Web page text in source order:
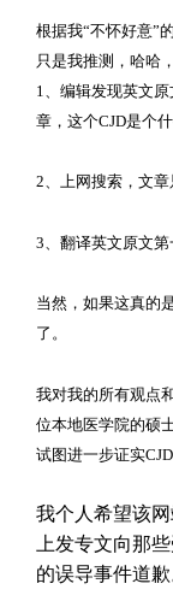
根据我“不怀好意”
只是我推测，哈哈
1、编辑发现英文
章，这个CJD是个
2、上网搜索，文章
3、翻译英文原文
当然，如果这真的
了。
我对我的所有观点
位本地医学院的硕
试图进一步证实
我个人希望该
上发专文向那
的误导事件道歉